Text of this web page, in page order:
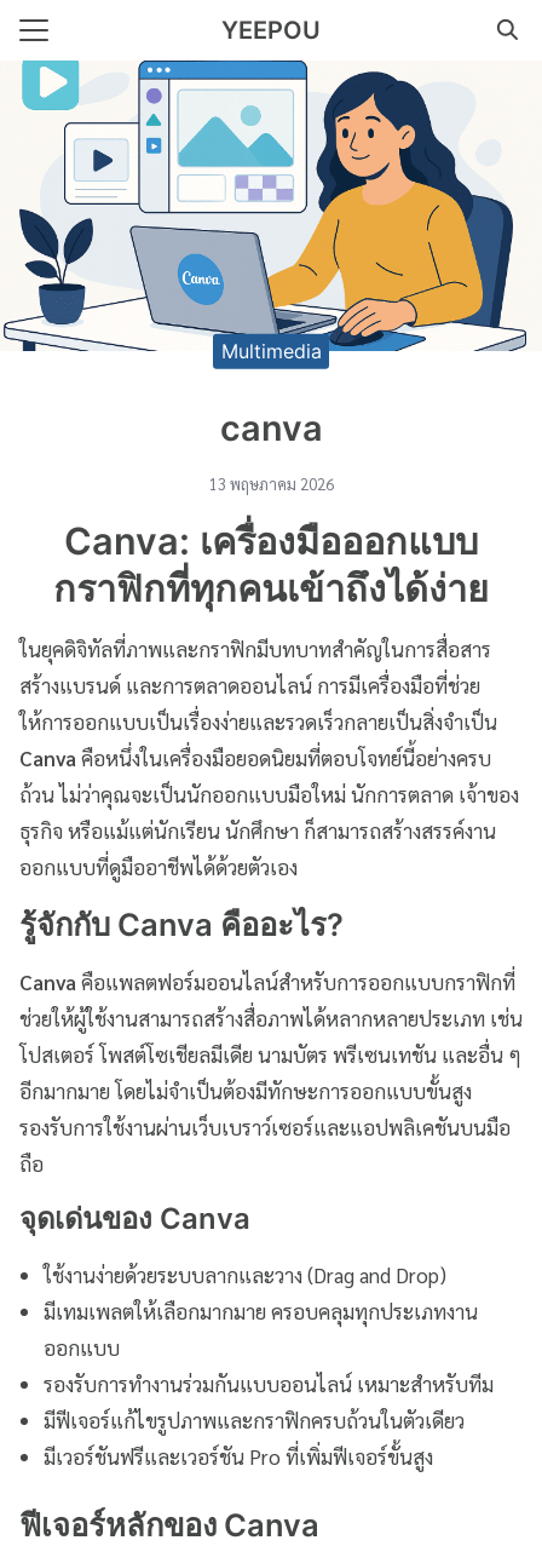
Skip
content
YEEPOU
รับทำบัญชี เริ่มต้น 500 บาท
พประสบการณ์มากกว่า 29
Search
for:
Multimedia
canva
13 พฤษภาคม 2026
Canva: เครื่องมือออกแบบ
กราฟิกที่ทุกคนเข้าถึงได้ง่าย
ในยุคดิจิทัลที่ภาพและกราฟิกมีบทบาทสำคัญในการสื่อสาร
สร้างแบรนด์ และการตลาดออนไลน์ การมีเครื่องมือที่ช่วย
ให้การออกแบบเป็นเรื่องง่ายและรวดเร็วกลายเป็นสิ่งจำเป็น
Canva คือหนึ่งในเครื่องมือยอดนิยมที่ตอบโจทย์นี้อย่างครบ
ถ้วน ไม่ว่าคุณจะเป็นนักออกแบบมือใหม่ นักการตลาด เจ้าของ
ธุรกิจ หรือแม้แต่นักเรียน นักศึกษา ก็สามารถสร้างสรรค์งาน
ออกแบบที่ดูมืออาชีพได้ด้วยตัวเอง
รู้จักกับ Canva คืออะไร?
Canva คือแพลตฟอร์มออนไลน์สำหรับการออกแบบกราฟิกที่
ช่วยให้ผู้ใช้งานสามารถสร้างสื่อภาพได้หลากหลายประเภท เช่น
โปสเตอร์ โพสต์โซเชียลมีเดีย นามบัตร พรีเซนเทชัน และอื่น ๆ
อีกมากมาย โดยไม่จำเป็นต้องมีทักษะการออกแบบขั้นสูง
รองรับการใช้งานผ่านเว็บเบราว์เซอร์และแอปพลิเคชันบนมือ
ถือ
จุดเด่นของ Canva
ใช้งานง่ายด้วยระบบลากและวาง (Drag and Drop)
มีเทมเพลตให้เลือกมากมาย ครอบคลุมทุกประเภทงาน
ออกแบบ
รองรับการทำงานร่วมกันแบบออนไลน์ เหมาะสำหรับทีม
มีฟีเจอร์แก้ไขรูปภาพและกราฟิกครบถ้วนในตัวเดียว
มีเวอร์ชันฟรีและเวอร์ชัน Pro ที่เพิ่มฟีเจอร์ขั้นสูง
ฟีเจอร์หลักของ Canva